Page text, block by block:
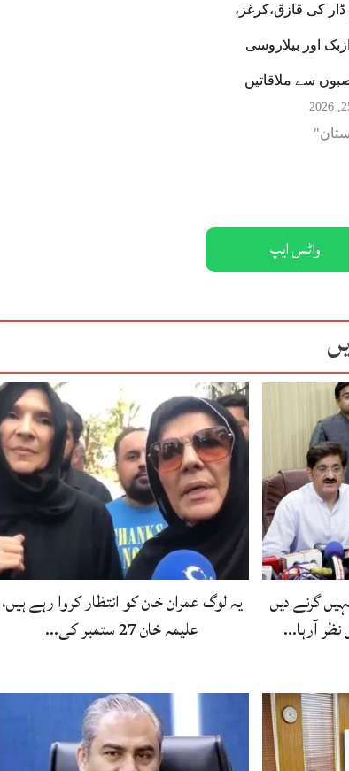
کی قازق،کرغز،
اور بیلاروسی
سے ملاقاتیں
واٹس ایپ
گرنے دیں
آرہا…
یہ لوگ عمران خان کو انتظار کروا رہے ہیں،
علیمہ خان 27 ستمبر کی…